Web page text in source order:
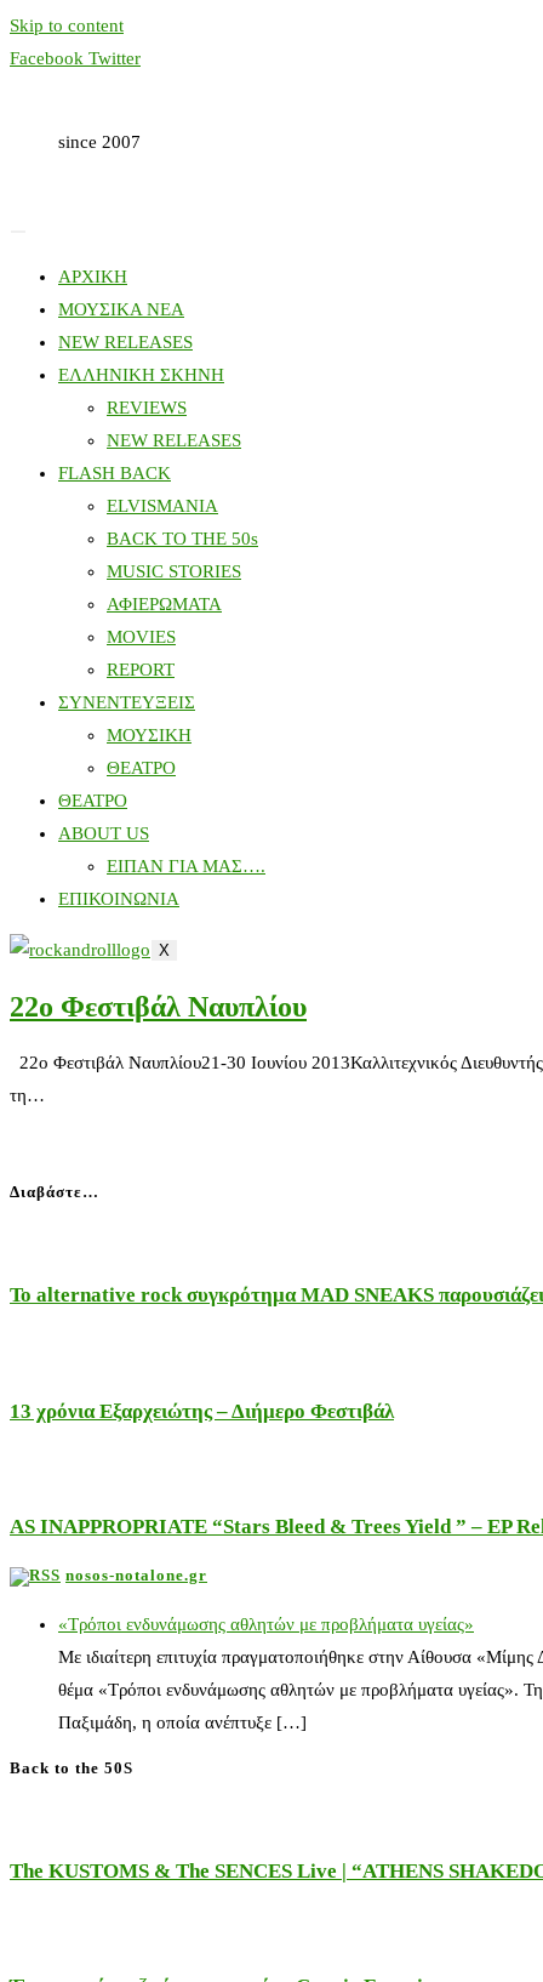
Skip to content
Facebook Twitter
since 2007
ΑΡΧΙΚΗ
ΜΟΥΣΙΚΑ ΝΕΑ
NEW RELEASES
ΕΛΛΗΝΙΚΗ ΣΚΗΝΗ
REVIEWS
NEW RELEASES
FLASH BACK
ELVISMANIA
BACK TO THE 50s
MUSIC STORIES
ΑΦΙΕΡΩΜΑΤΑ
MOVIES
REPORT
ΣΥΝΕΝΤΕΥΞΕΙΣ
ΜΟΥΣΙΚΗ
ΘΕΑΤΡΟ
ΘΕΑΤΡΟ
ABOUT US
ΕΙΠΑΝ ΓΙΑ ΜΑΣ….
ΕΠΙΚΟΙΝΩΝΙΑ
X
22ο Φεστιβάλ Ναυπλίου
22ο Φεστιβάλ Ναυπλίου21-30 Ιουνίου 2013Καλλιτεχνικός
τη…
Διαβάστε…
Το alternative rock συγκρότημα MAD SNEAKS
13 χρόνια Εξαρχειώτης – Διήμερο Φεστιβάλ
AS INAPPROPRIATE “Stars Bleed & Trees Yield ” – EP
nosos-notalone.gr
«Τρόποι ενδυνάμωσης αθλητών με προβλήματα υγείας»
Με ιδιαίτερη επιτυχία πραγματοποιήθηκε στην Αίθουσα
θέμα «Τρόποι ενδυνάμωσης αθλητών με προβλήματα υγείας».
Παξιμάδη, η οποία ανέπτυξε […]
Back to the 50S
The KUSTOMS & The SENCES Live | “ATHENS